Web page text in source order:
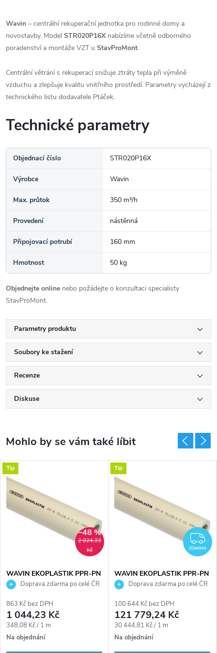
Wavin – centrální rekuperační jednotka pro rodinné domy a
novostavby. Model STR020P16X nabízíme včetně odborného
poradenství a montáže VZT u StavProMont.
Centrální větrání s rekuperací snižuje ztráty tepla při výměně
vzduchu a zlepšuje kvalitu vnitřního prostředí. Parametry vycházejí z
technického listu dodavatele Ptáček.
Technické parametry
Objednací číslo STR020P16X
Výrobce Wavin
Max. průtok 350 m³/h
Provedení nástěnná
Připojovací potrubí 160 mm
Hmotnost 50 kg
Objednejte online nebo požádejte o konzultaci specialisty
StavProMont.
Parametry produktu
Soubory ke stažení
Recenze
Diskuse
Tip
2 024,33
Kč
–48 %
WAVIN EKOPLASTIK PPR-PN
16 trubka 32x4,4mm, 3000mm,
Doprava zdarma po celé ČR
863 Kč bez DPH
1 044,23 Kč
Měrná
cena:
348,08 Kč / 1 m
Na objednání
Tip
ZDARMA
WAVIN EKOPLASTIK PPR-PN
16 trubka 125x17,1mm,
PP-R
Doprava zdarma po celé ČR
100 644 Kč bez DPH
121 779,24 Kč
Měrná
cena:
30 444,81 Kč / 1 m
Na objednání